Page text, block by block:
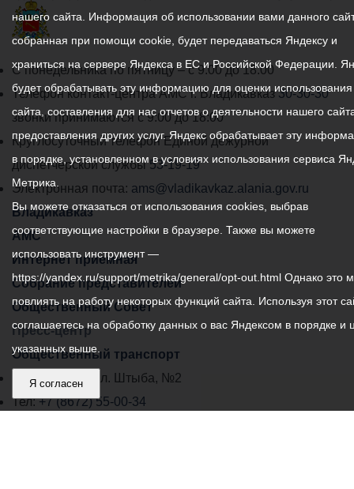
График
работы
администрации
местного
самоуправления
города
Владикавказ:
С понедельника по пятницу – с 9.00 до 18.00
Телефон контакт-центра АМС г. Владикавказ30-30-30
звонки принимаются с 9:00 до 18:00
Круглосуточный телефон Единой дежурной
диспетчерской службы53-19-19
Электронная почта: ams@vladikavkaz.alania.gov.ru
Владикавказ
АМС
Интернет приемная
Собрание представителей
Общественный Совет
Пресс-центр
Общественный транспорт
Владикавказ, пл. Штыба, №2
Тел:+7 (8672) 55-00-34
нашего сайта. Информация об использовании вами данного
собранная при помощи cookie, будет передаваться Яндексу и
храниться на сервере Яндекса в ЕС и Российской Федерации.
будет обрабатывать эту информацию для оценки
сайта, составления для нас отчетов о деятельности нашего
предоставления других услуг. Яндекс обрабатывает эту
в порядке, установленном в условиях использования сервиса
Метрика.
Вы можете отказаться от использования cookies, выбрав
соответствующие настройки в браузере. Также вы можете
использовать инструмент —
https://yandex.ru/support/metrika/general/opt-out.html Однако это
повлиять на работу некоторых функций сайта. Используя этот
соглашаетесь на обработку данных о вас Яндексом в порядке и
указанных выше.
Я согласен